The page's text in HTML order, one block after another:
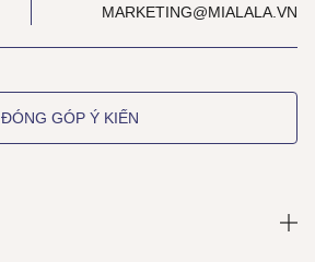
MARKETING@MIALALA.VN
ĐÓNG GÓP Ý KIẾN